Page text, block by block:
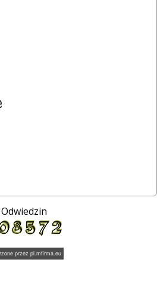
Odwiedzin
przez pl.mfirma.eu